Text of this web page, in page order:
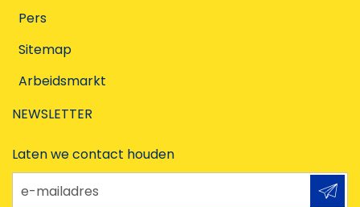
Pers
Sitemap
Arbeidsmarkt
NEWSLETTER
Laten we contact houden
e-mailadres